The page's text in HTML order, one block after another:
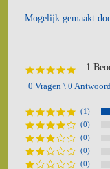
Mogelijk gemaakt
5.0
star
1
0 Vragen \ 0
(1)
(0)
(0)
(0)
(0)